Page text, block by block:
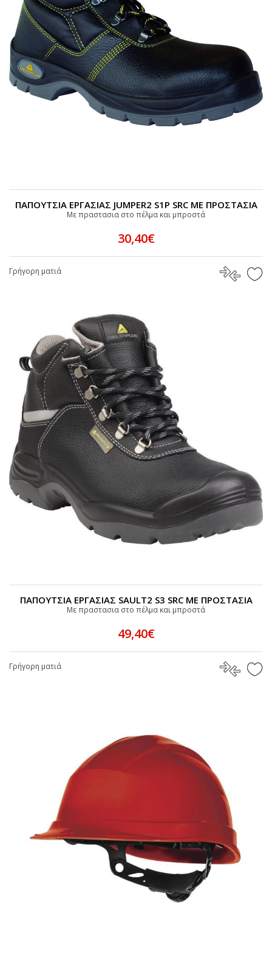
ΠΑΠΟΥΤΣΙΑ ΕΡΓΑΣΙΑΣ JUMPER2 S1P SRC ΜΕ ΠΡΟΣΤΑΣΙΑ
Με πραστασια στο πέλμα και μπροστά
30,40€
Γρήγορη ματιά
ΠΑΠΟΥΤΣΙΑ ΕΡΓΑΣΙΑΣ SAULT2 S3 SRC ΜΕ ΠΡΟΣΤΑΣΙΑ
Με πραστασια στο πέλμα και μπροστά
49,40€
Γρήγορη ματιά